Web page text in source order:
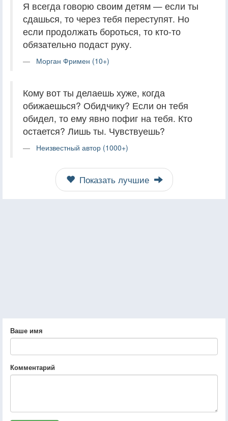
Я всегда говорю своим детям — если ты
сдашься, то через тебя переступят. Но
если продолжать бороться, то кто-то
обязательно подаст руку.
Морган Фримен (10+)
Кому вот ты делаешь хуже, когда
обижаешься? Обидчику? Если он тебя
обидел, то ему явно пофиг на тебя. Кто
остается? Лишь ты. Чувствуешь?
Неизвестный автор (1000+)
Показать лучшие
Ваше имя
Комментарий